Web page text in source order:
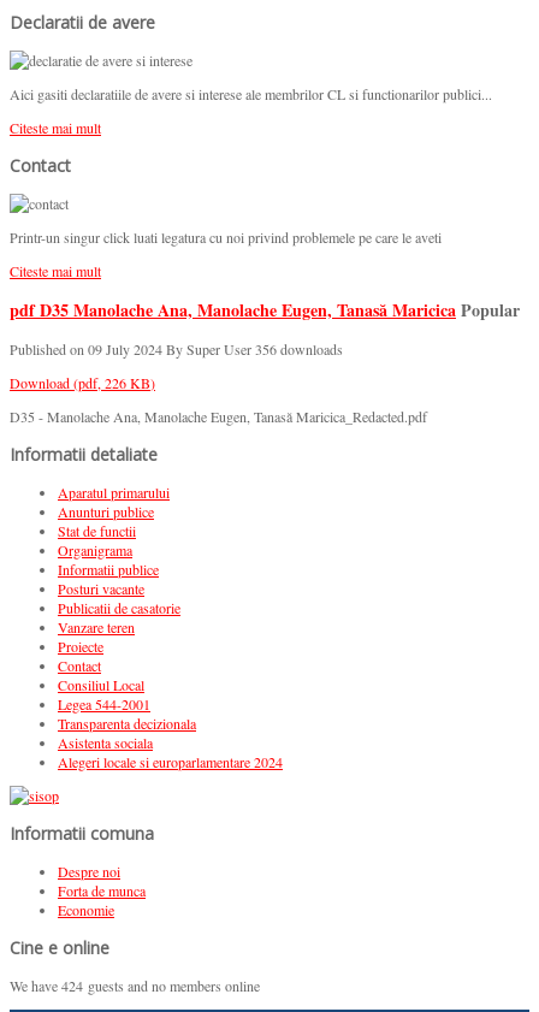
Declaratii de avere
Aici gasiti declaratiile de avere si interese ale membrilor CL si functionarilor publici...
Citeste mai mult
Contact
Printr-un singur click luati legatura cu noi privind problemele pe care le aveti
Citeste mai mult
pdfD35 Manolache Ana, Manolache Eugen, Tanasă MaricicaPopular
Published on 09 July 2024BySuper User356 downloads
Download(pdf, 226 KB)
D35 - Manolache Ana, Manolache Eugen, Tanasă Maricica_Redacted.pdf
Informatii detaliate
Aparatul primarului
Anunturi publice
Stat de functii
Organigrama
Informatii publice
Posturi vacante
Publicatii de casatorie
Vanzare teren
Proiecte
Contact
Consiliul Local
Legea 544-2001
Transparenta decizionala
Asistenta sociala
Alegeri locale si europarlamentare 2024
Informatii comuna
Despre noi
Forta de munca
Economie
Cine e online
We have 424 guests and no members online